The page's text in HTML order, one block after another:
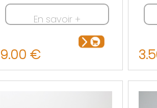
En savoir +
9.00 €